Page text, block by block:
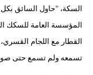
السكة، "حاول السائق
المؤسسة العامة للسكك
القطار مع اللجام
تسمعه ولم تسمع حتى